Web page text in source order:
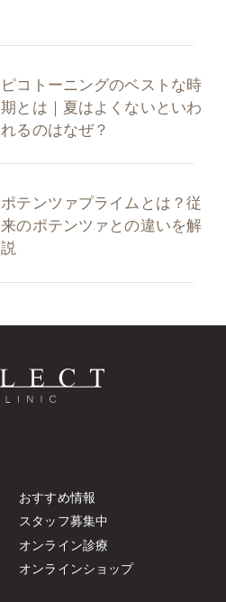
ピコトーニングのベストな時
期とは｜夏はよくないといわ
れるのはなぜ？
ポテンツァプライムとは？従
来のポテンツァとの違いを解
説
おすすめ情報
スタッフ募集中
オンライン診療
オンラインショップ